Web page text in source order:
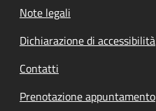
Note legali
Dichiarazione di accessibilità
Contatti
Prenotazione appuntamento